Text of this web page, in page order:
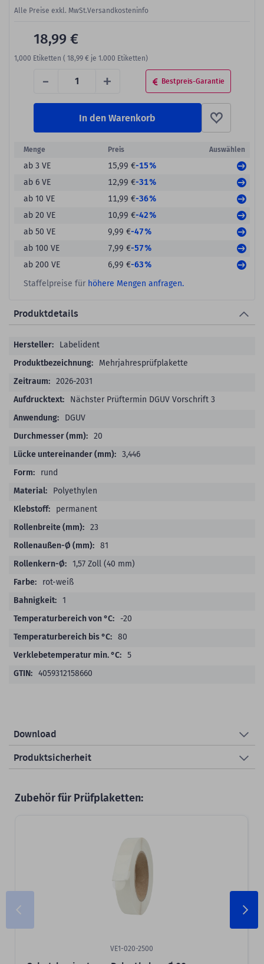
Alle Preise exkl. MwSt.Versandkosteninfo
- + Bestpreis-Garantie
18,99 €
1,000 Etiketten ( 18,99 € je 1.000 Etiketten)
In den Warenkorb
Menge Preis Auswählen
ab 3 VE 15,99 €-15%
ab 6 VE
12,99 €-31%
ab 10 VE
11,99 €-36%
ab 20 VE
10,99 €-42%
ab 50 VE
9,99 €-47%
ab 100 VE
7,99 €-57%
ab 200 VE
6,99 €-63%
Staffelpreise für höhere Mengen anfragen.
Produktdetails
ProduktdetailsLabelident
Mehrjahresprüfplakette
2026-2031
Nächster Prüftermin DGUV Vorschrift 3
DGUV
20
3,446
rund
Polyethylen
permanent
23
81
1,57 Zoll (40 mm)
rot-weiß
1
-20
80
5
4059312158660
Download
Produktsicherheit
Zubehör für Prüfplaketten:
VE1-020-2500